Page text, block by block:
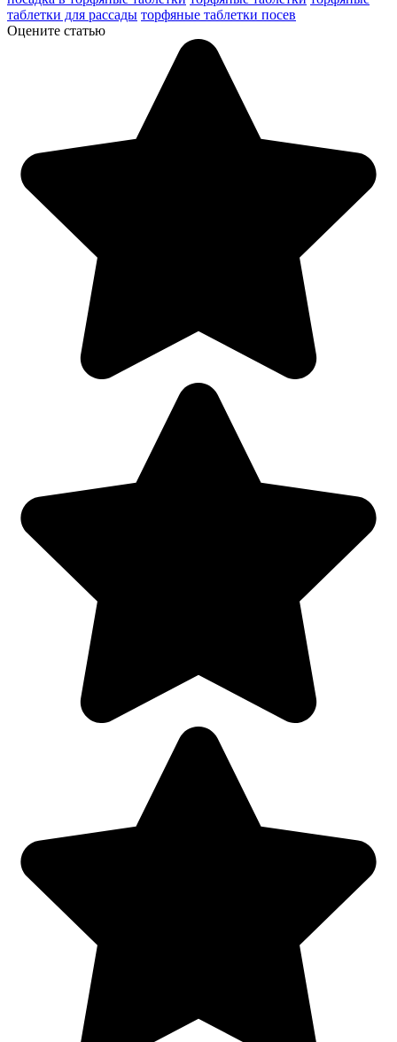
таблетки для рассады торфяные таблетки посев
Оцените статью